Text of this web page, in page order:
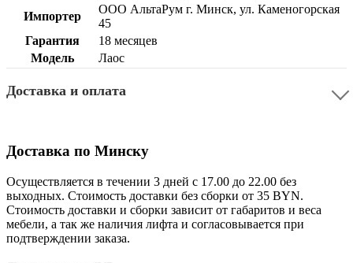
Импортер
ООО АльтаРум г. Минск, ул. Каменогорская
45
Гарантия
18 месяцев
Модель
Лаос
Доставка и оплата
Доставка по Минску
Осуществляется в течении 3 дней с 17.00 до 22.00 без
выходных. Стоимость доставки без сборки от 35 BYN.
Стоимость доставки и сборки зависит от габаритов и веса
мебели, а так же наличия лифта и согласовывается при
подтверждении заказа.